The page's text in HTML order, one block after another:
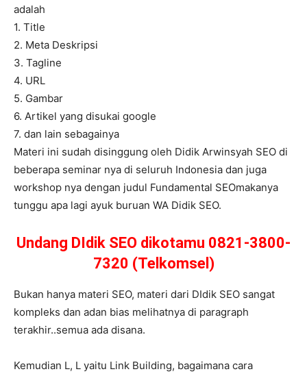
adalah
1. Title
2. Meta Deskripsi
3. Tagline
4. URL
5. Gambar
6. Artikel yang disukai google
7. dan lain sebagainya
Materi ini sudah disinggung oleh Didik Arwinsyah SEO di
beberapa seminar nya di seluruh Indonesia dan juga
workshop nya dengan judul Fundamental SEOmakanya
tunggu apa lagi ayuk buruan WA Didik SEO.
Undang DIdik SEO dikotamu 0821-3800-
7320 (Telkomsel)
Bukan hanya materi SEO, materi dari DIdik SEO sangat
kompleks dan adan bias melihatnya di paragraph
terakhir..semua ada disana.
Kemudian L, L yaitu Link Building, bagaimana cara